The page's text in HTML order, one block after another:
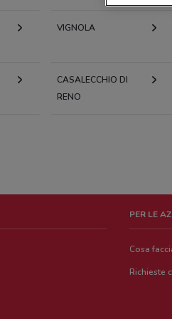
VIGNOLA
CASALECCHIO DI
RENO
PER LE
Cosa
Richieste